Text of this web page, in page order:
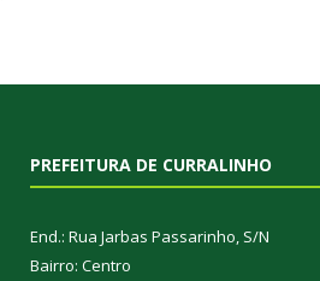
PREFEITURA DE CURRALINHO
End.: Rua Jarbas Passarinho, S/N
Bairro: Centro